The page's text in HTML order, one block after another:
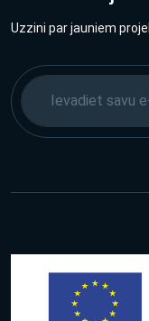
Uzzini par jauniem